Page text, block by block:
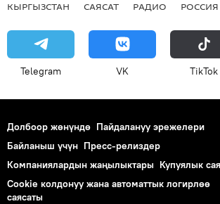
КЫРГЫЗСТАН САЯСАТ РАДИО РОССИЯ
Telegram VK ТikТоk
Долбоор жөнүндө Пайдалануу эрежелери
Байланыш үчүн Пресс-релиздер
Компаниялардын жаңылыктары Купуялык
Cookie колдонуу жана автоматтык логирлөө
саясаты